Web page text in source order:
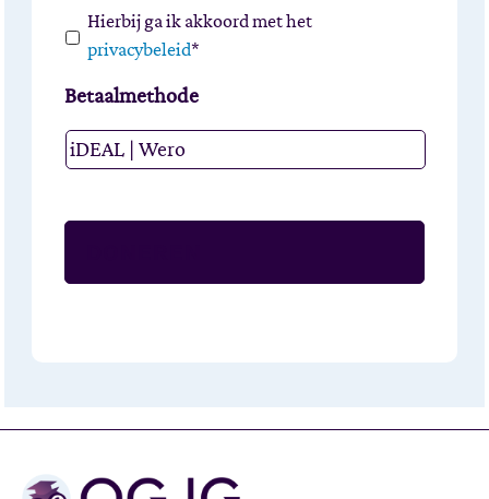
Akkoord
machtiging *
Hierbij ga ik akkoord met het
privacybeleid*
Betaalmethode